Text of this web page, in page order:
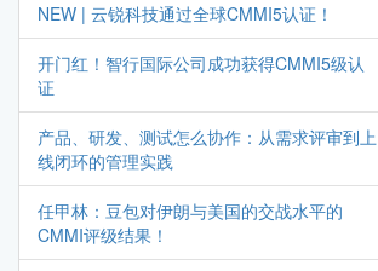
NEW | 云锐科技通过全球CMMI5认证！
开门红！智行国际公司成功获得CMMI5级认
证
产品、研发、测试怎么协作：从需求评审到上
线闭环的管理实践
任甲林：豆包对伊朗与美国的交战水平的
CMMI评级结果！